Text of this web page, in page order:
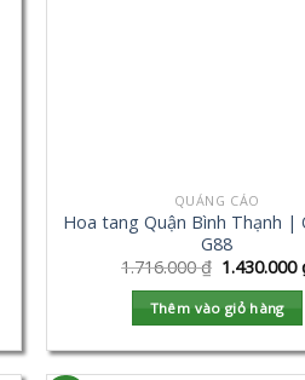
QUẢNG CÁO
Hoa tang Quận Bình Thạnh |
G88
1.716.000₫ 1.430.000
Thêm vào giỏ hàng